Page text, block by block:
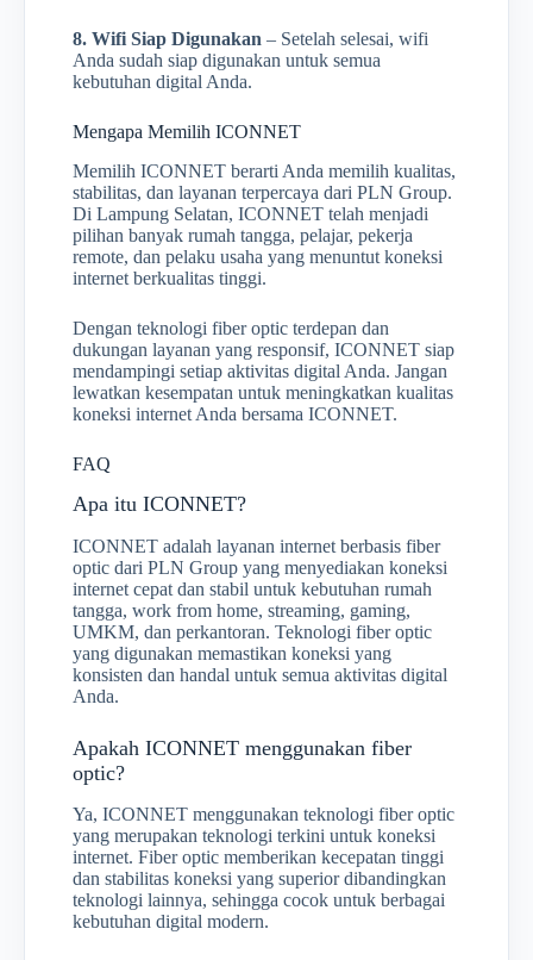
8. Wifi Siap Digunakan – Setelah selesai, wifi
Anda sudah siap digunakan untuk semua
kebutuhan digital Anda.
Mengapa Memilih ICONNET
Memilih ICONNET berarti Anda memilih kualitas,
stabilitas, dan layanan terpercaya dari PLN Group.
Di Lampung Selatan, ICONNET telah menjadi
pilihan banyak rumah tangga, pelajar, pekerja
remote, dan pelaku usaha yang menuntut koneksi
internet berkualitas tinggi.
Dengan teknologi fiber optic terdepan dan
dukungan layanan yang responsif, ICONNET siap
mendampingi setiap aktivitas digital Anda. Jangan
lewatkan kesempatan untuk meningkatkan kualitas
koneksi internet Anda bersama ICONNET.
FAQ
Apa itu ICONNET?
ICONNET adalah layanan internet berbasis fiber
optic dari PLN Group yang menyediakan koneksi
internet cepat dan stabil untuk kebutuhan rumah
tangga, work from home, streaming, gaming,
UMKM, dan perkantoran. Teknologi fiber optic
yang digunakan memastikan koneksi yang
konsisten dan handal untuk semua aktivitas digital
Anda.
Apakah ICONNET menggunakan fiber
optic?
Ya, ICONNET menggunakan teknologi fiber optic
yang merupakan teknologi terkini untuk koneksi
internet. Fiber optic memberikan kecepatan tinggi
dan stabilitas koneksi yang superior dibandingkan
teknologi lainnya, sehingga cocok untuk berbagai
kebutuhan digital modern.